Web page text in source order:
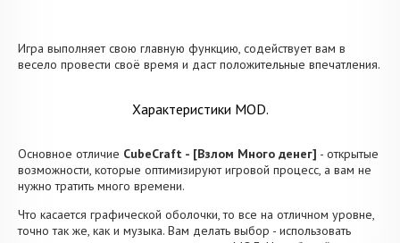
Игра выполняет свою главную функцию, содействует вам в
весело провести своё время и даст положительные впечатления.
Характеристики MOD.
Основное отличие CubeCraft - [Взлом Много денег] - открытые
возможности, которые оптимизируют игровой процесс, а вам не
нужно тратить много времени.
Что касается графической оболочки, то все на отличном уровне,
точно так же, как и музыка. Вам делать выбор - использовать